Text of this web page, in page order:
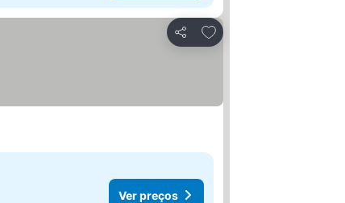
Partilhar
Adicionar aos favoritos
Ver preços